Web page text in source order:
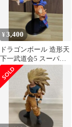
¥3,400
ドラゴンボール 造形天
下一武道会5 スーパー
サイヤ人孫悟空